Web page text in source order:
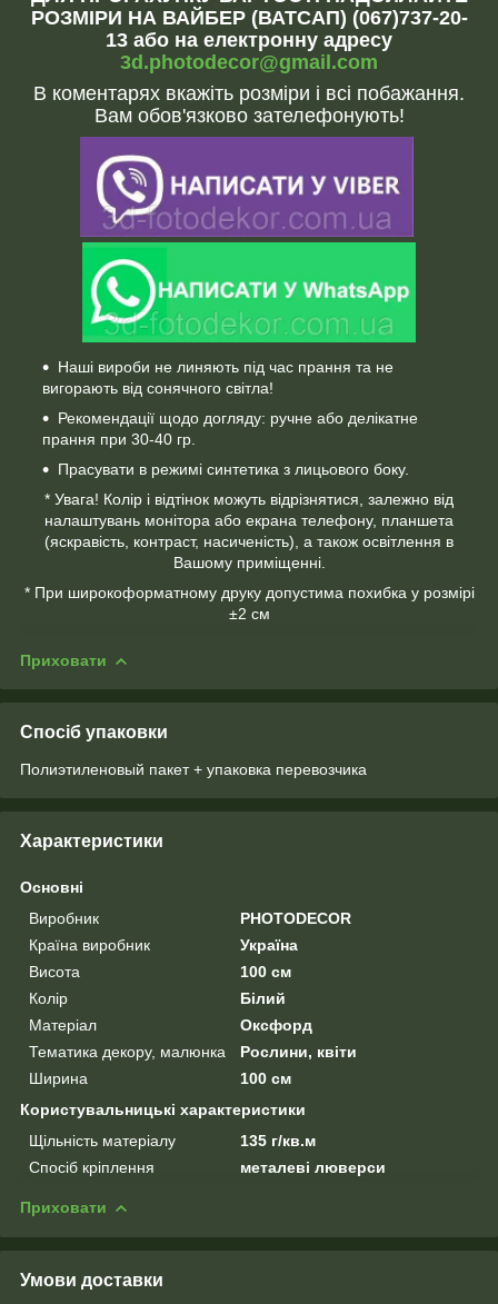
РОЗМІРИ НА ВАЙБЕР (ВАТСАП) (067)737-20-
13 або на електронну адресу
3d.photodecor@gmail.com
В коментарях вкажіть розміри і всі побажання.
Вам обов'язково зателефонують!
Наші вироби не линяють під час прання та не
вигорають від сонячного світла!
Рекомендації щодо догляду: ручне або делікатне
прання при 30-40 гр.
Прасувати в режимі синтетика з лицьового боку.
* Увага! Колір і відтінок можуть відрізнятися, залежно від
налаштувань монітора або екрана телефону, планшета
(яскравість, контраст, насиченість), а також освітлення в
Вашому приміщенні.
* При широкоформатному друку допустима похибка у розмірі
±2 см
Приховати
Спосіб упаковки
Полиэтиленовый пакет + упаковка перевозчика
Характеристики
Основні
Виробник
PHOTODECOR
Країна виробник
Україна
Висота
100 см
Колір
Білий
Матеріал
Оксфорд
Тематика декору, малюнка
Рослини, квіти
Ширина
100 см
Користувальницькі характеристики
Щільність матеріалу
135 г/кв.м
Спосіб кріплення
металеві люверси
Приховати
Умови доставки